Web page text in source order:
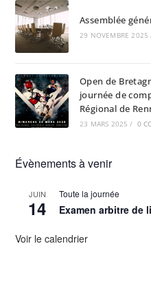
Assemblée
29 NOVEMBRE 2025
Open de
journée de
Régional de
23 MARS 2025 / 0
Évènements à venir
JUIN
14
Toute la journée
Examen arbitre de
Voir le calendrier